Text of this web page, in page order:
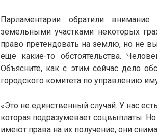
Парламентарии обратили
земельными участками некоторых
право претендовать на землю, но не
еще какие-то обстоятельства.
Объясните, как с этим сейчас дело
городского комитета по управлению
«Это не единственный случай. У нас
которая подразумевает соцвыплаты.
имеют права на их получение, они